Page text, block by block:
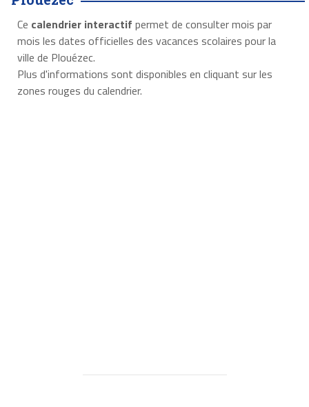
Ce calendrier interactif permet de consulter mois par
mois les dates officielles des vacances scolaires pour la
ville de Plouézec.
Plus d'informations sont disponibles en cliquant sur les
zones rouges du calendrier.